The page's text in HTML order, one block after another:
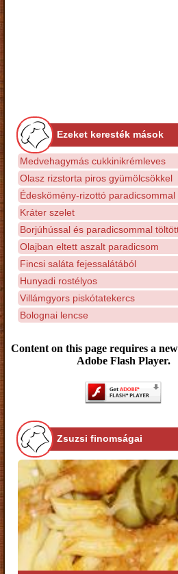
Ezeket keresték mások
Medvehagymás cukkinikrémleves
Olasz rizstorta piros gyümölcsökkel
Édeskömény-rizottó paradicsommal
Kráter szelet
Borjúhússal és paradicsommal
Olajban eltett aszalt paradicsom
Fincsi saláta fejessalátából
Hunyadi rostélyos
Villámgyors piskótatekercs
Bolognai lencse
Content on this page requires a
Adobe Flash Player.
Zsuzsi finomságai